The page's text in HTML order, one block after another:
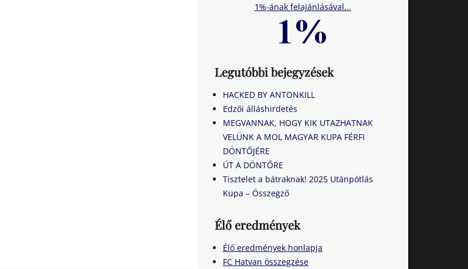
1%-ának felajánlásával...
Legutóbbi bejegyzések
HACKED BY ANTONKILL
Edzői álláshirdetés
MEGVANNAK, HOGY KIK UTAZHATNAK
VELÜNK A MOL MAGYAR KUPA FÉRFI
DÖNTŐJÉRE
ÚT A DÖNTŐRE
Tisztelet a bátraknak! 2025 Utánpótlás
Kupa – Összegző
Élő eredmények
Élő eredmények honlapja
FC Hatvan összegzése